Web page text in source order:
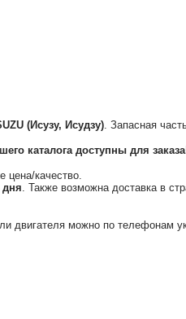
(Исузу, Исудзу). Запасная
каталога доступны для
цена/качество.
дня. Также возможна доставка в
двигателя можно по телефонам